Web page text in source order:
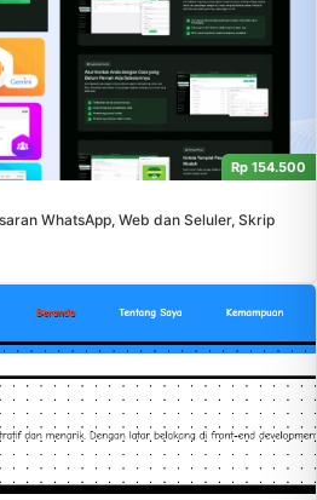
Rp 154.500
WhatsApp, Web dan Seluler, Skrip